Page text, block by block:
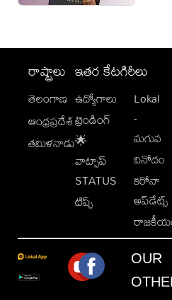
రాష్ట్రాలు
తెలంగాణ
ఆంధ్రప్రదేశ్
తమిళనాడు
ఇతర కేటగిరీలు
ఉద్యోగాలు
ట్రెండింగ్
🌟
వాట్సాప్
STATUS
టిప్స్
Lokal
-
మగువ
వినోదం
కరోనా
అప్‌డేట్స్
OUR